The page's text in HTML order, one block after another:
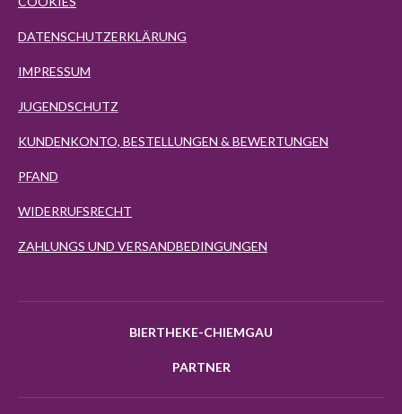
DATENSCHUTZERKLÄRUNG
IMPRESSUM
JUGENDSCHUTZ
KUNDENKONTO, BESTELLUNGEN & BEWERTUNGEN
PFAND
WIDERRUFSRECHT
ZAHLUNGS UND VERSANDBEDINGUNGEN
BIERTHEKE-CHIEMGAU
PARTNER